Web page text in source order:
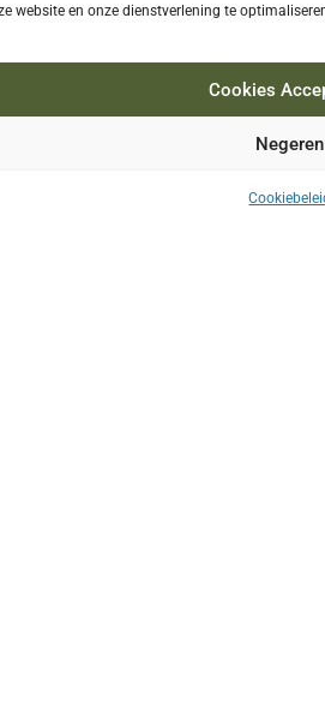
website en onze dienstverlening te
Cookies
Negeren